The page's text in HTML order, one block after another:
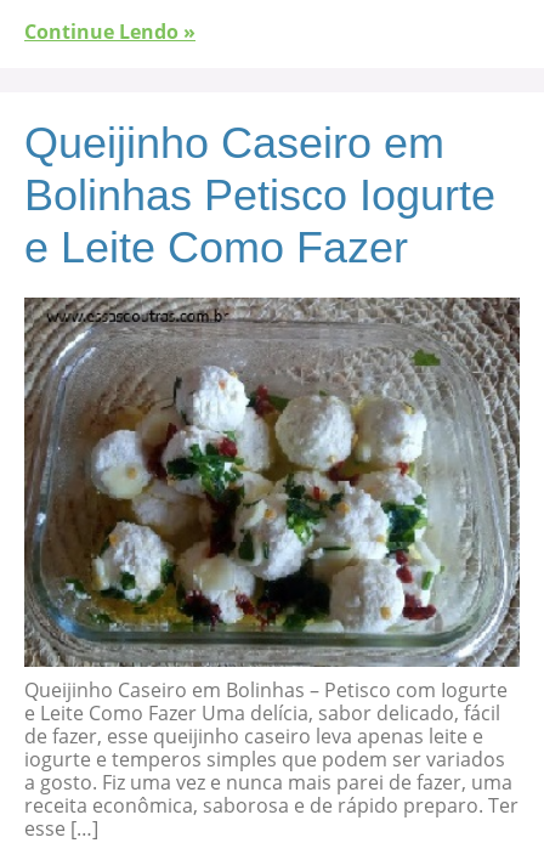
Continue Lendo »
Queijinho Caseiro em
Bolinhas Petisco Iogurte
e Leite Como Fazer
Queijinho Caseiro em Bolinhas – Petisco com Iogurte
e Leite Como Fazer Uma delícia, sabor delicado, fácil
de fazer, esse queijinho caseiro leva apenas leite e
iogurte e temperos simples que podem ser variados
a gosto. Fiz uma vez e nunca mais parei de fazer, uma
receita econômica, saborosa e de rápido preparo. Ter
esse […]